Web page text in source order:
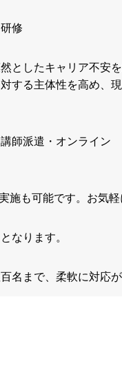
修
としたキャリア不安
する主体性を高め、
師派遣・オンライン
施も可能です。お気軽
なります。
名まで、柔軟に対応が